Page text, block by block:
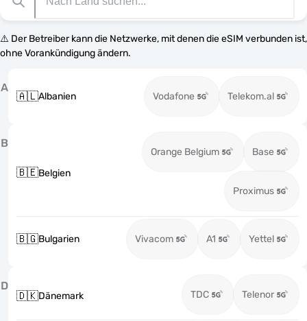
⚠️ Der Betreiber kann die Netzwerke, mit denen die eSIM verbunden ist,
ohne Vorankündigung ändern.
A
🇦🇱Albanien Vodafone Telekom.al
B
🇧🇪Belgien
Orange Belgium Base
Proximus
🇧🇬Bulgarien Vivacom A1 Yettel
D
🇩🇰Dänemark TDC Telenor